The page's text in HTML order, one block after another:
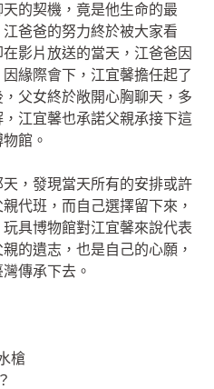
的契機，竟是他生命的最
爸爸的努力終於被大家看
影片放送的當天，江爸爸因
緣際會下，江宜馨擔任起了
父女終於敞開心胸聊天，多
江宜馨也承諾父親承接下這
館。
，發現當天所有的安排或許
代班，而自己選擇留下來，
具博物館對江宜馨來說代表
的遺志，也是自己的心願，
傳承下去。
槍